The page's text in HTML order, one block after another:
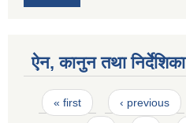
ऐन, कानुन तथा निर्देशिका
Pages
« first ‹ previous